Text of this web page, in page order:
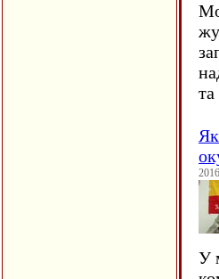
У